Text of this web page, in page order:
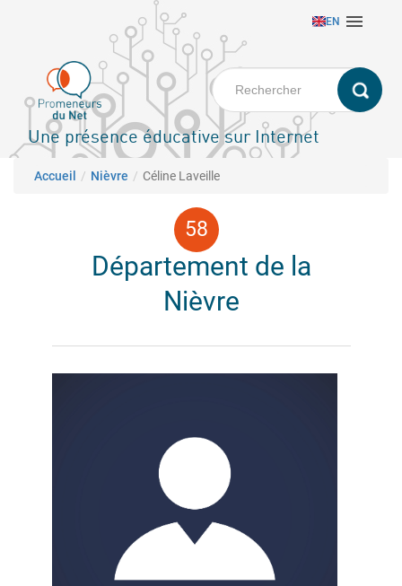
principal
EN 
Une présence éducative sur Internet
Fil d'Ariane
Accueil Nièvre Céline Laveille
Département de la
Nièvre